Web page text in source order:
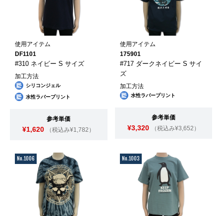
使用アイテム
DF1101
#310 ネイビー S サイズ
加工方法
シリコンジェル
水性ラバープリント
参考単価
¥1,620 （税込み¥1,782）
使用アイテム
175901
#717 ダークネイビー S サイ
ズ
加工方法
水性ラバープリント
参考単価
¥3,320 （税込み¥3,652）
No.1006 No.1003